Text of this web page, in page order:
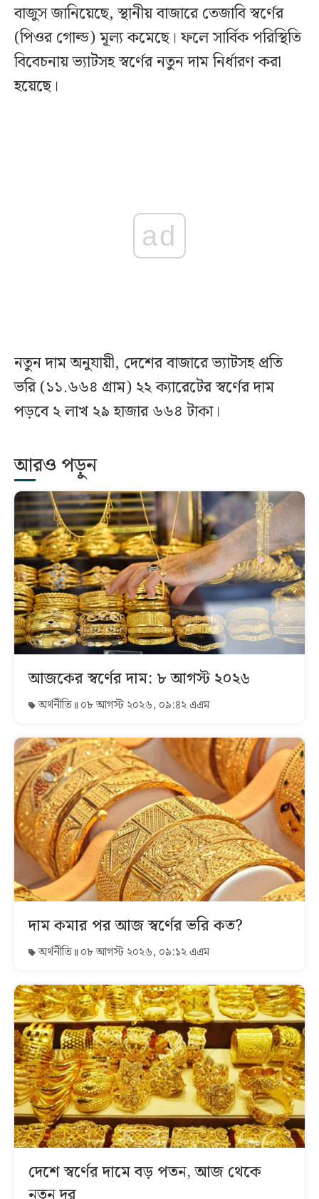
বাজুস জানিয়েছে, স্থানীয় বাজারে তেজাবি স্বর্ণের
(পিওর গোল্ড) মূল্য কমেছে। ফলে সার্বিক পরিস্থিতি
বিবেচনায় ভ্যাটসহ স্বর্ণের নতুন দাম নির্ধারণ করা
হয়েছে।
ad
নতুন দাম অনুযায়ী, দেশের বাজারে ভ্যাটসহ প্রতি
ভরি (১১.৬৬৪ গ্রাম) ২২ ক্যারেটের স্বর্ণের দাম
পড়বে ২ লাখ ২৯ হাজার ৬৬৪ টাকা।
আরও পড়ুন
আজকের স্বর্ণের দাম: ৮ আগস্ট ২০২৬
অর্থনীতি ০৮ আগস্ট ২০২৬, ০৯:৪২ এএম
দাম কমার পর আজ স্বর্ণের ভরি কত?
অর্থনীতি ০৮ আগস্ট ২০২৬, ০৯:১২ এএম
দেশে স্বর্ণের দামে বড় পতন, আজ থেকে